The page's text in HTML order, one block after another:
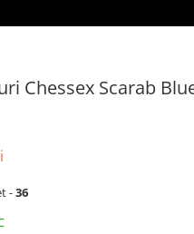
Chessex Scarab
-36